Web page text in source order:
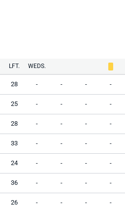
LFT. WEDS.
28 - - - -
25 - - - -
28 - - - -
33 - - - -
24 - - - -
36 - - - -
26 - - - -